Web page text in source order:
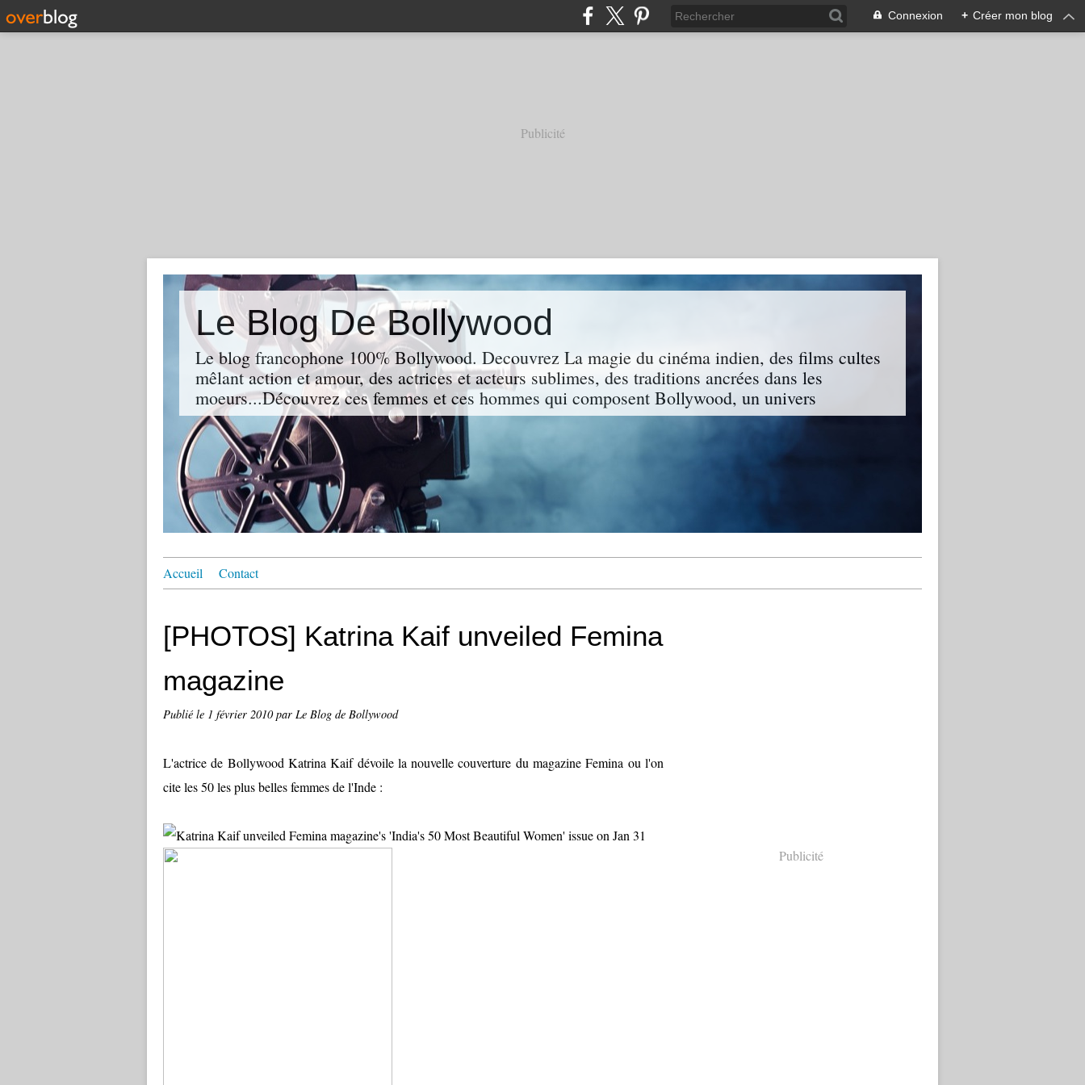
Connexion + Créer mon blog
Publicité
Le Blog De Bollywood
Le blog francophone 100% Bollywood. Decouvrez La magie du cinéma indien, des films cultes
mêlant action et amour, des actrices et acteurs sublimes, des traditions ancrées dans les
moeurs...Découvrez ces femmes et ces hommes qui composent Bollywood, un univers
Accueil Contact
[PHOTOS] Katrina Kaif unveiled Femina
magazine
Publié le 1 février 2010par Le Blog de Bollywood
L'actrice de Bollywood Katrina Kaif dévoile la nouvelle couverture du magazine Femina ou l'on
cite les 50 les plus belles femmes de l'Inde :
Publicité